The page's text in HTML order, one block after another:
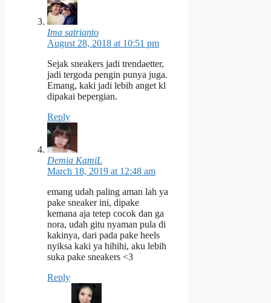
Ima satrianto
August 28, 2018 at 10:51 pm
Sejak sneakers jadi trendaetter,
jadi tergoda pengin punya juga.
Emang, kaki jadi lebih anget kl
dipakai bepergian.
Reply
Demia KamiL
March 18, 2019 at 12:48 am
emang udah paling aman lah ya
pake sneaker ini, dipake
kemana aja tetep cocok dan ga
nora, udah gitu nyaman pula di
kakinya, dari pada pake heels
nyiksa kaki ya hihihi, aku lebih
suka pake sneakers <3
Reply